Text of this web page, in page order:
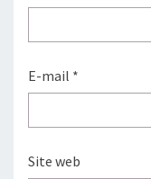
E-mail *
Site web